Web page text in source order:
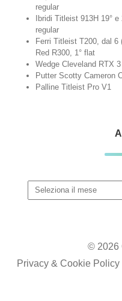
regular
Ibridi Titleist 913H 19°
regular
Ferri Titleist T200, dal 6
Red R300, 1° flat
Wedge Cleveland RTX 3
Putter Scotty Cameron
Palline Titleist Pro V1
Archivi
© 2026
Privacy & Cookie Policy